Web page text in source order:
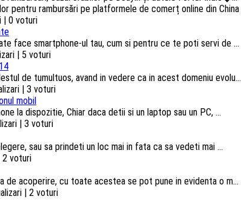
| 0 voturi
face smartphone-ul tau, cum si pentru ce te poti servi de ...
| 5 voturi
de tumultuos, avand in vedere ca in acest domeniu evolu...
| 3 voturi
mobil
la dispozitie, Chiar daca detii si un laptop sau un PC, ...
| 3 voturi
sau sa prindeti un loc mai in fata ca sa vedeti mai ...
2 voturi
de acoperire, cu toate acestea se pot pune in evidenta o m...
| 2 voturi